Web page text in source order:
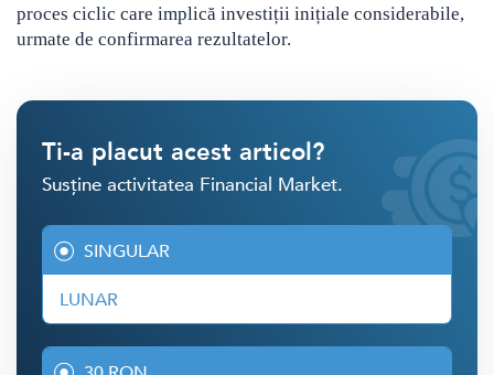
proces ciclic care implică investiții inițiale considerabile,
urmate de confirmarea rezultatelor.
Ti-a placut acest articol?
Susține activitatea Financial Market.
SINGULAR
LUNAR